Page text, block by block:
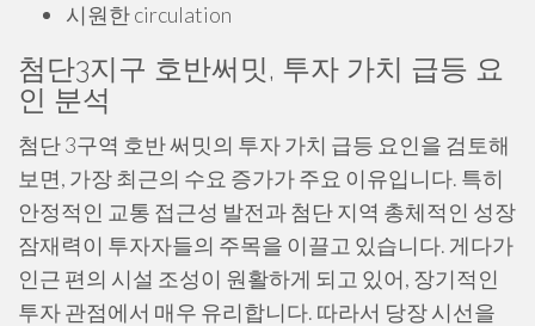
시원한 circulation
첨단3지구 호반써밋, 투자 가치 급등 요
인 분석
첨단 3구역 호반 써밋의 투자 가치 급등 요인을 검토해
보면, 가장 최근의 수요 증가가 주요 이유입니다. 특히
안정적인 교통 접근성 발전과 첨단 지역 총체적인 성장
잠재력이 투자자들의 주목을 이끌고 있습니다. 게다가
인근 편의 시설 조성이 원활하게 되고 있어, 장기적인
투자 관점에서 매우 유리합니다. 따라서 당장 시선을